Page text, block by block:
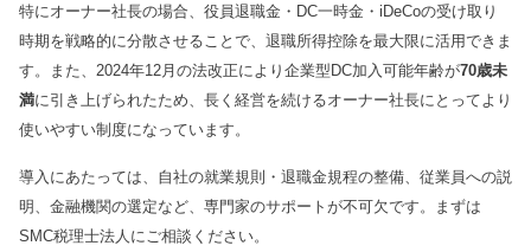
特にオーナー社長の場合、役員退職金・DC一時金・iDeCoの受け取り
時期を戦略的に分散させることで、退職所得控除を最大限に活用できま
す。また、2024年12月の法改正により企業型DC加入可能年齢が70歳未
満に引き上げられたため、長く経営を続けるオーナー社長にとってより
使いやすい制度になっています。
導入にあたっては、自社の就業規則・退職金規程の整備、従業員への説
明、金融機関の選定など、専門家のサポートが不可欠です。まずは
SMC税理士法人にご相談ください。